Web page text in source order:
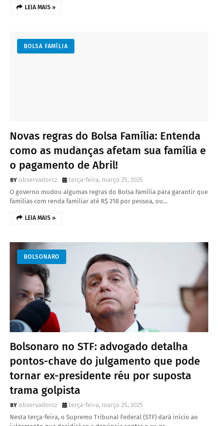
LEIA MAIS »
BOLSA FAMÍLIA
Novas regras do Bolsa Família: Entenda
como as mudanças afetam sua família e
o pagamento de Abril!
observadorcz
terça-feira, março 25, 2025
O governo mudou algumas regras do Bolsa Família para garantir que
famílias com renda familiar até R$ 218 por pessoa, ou…
LEIA MAIS »
BOLSONARO
Bolsonaro no STF: advogado detalha
pontos-chave do julgamento que pode
tornar ex-presidente réu por suposta
trama golpista
observadorcz
terça-feira, março 25, 2025
Nesta terça-feira, o Supremo Tribunal Federal (STF) dará início ao